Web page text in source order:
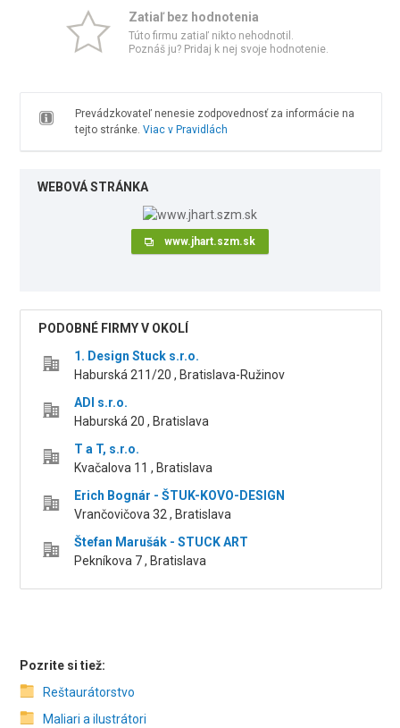
Zatiaľ bez hodnotenia
Túto firmu zatiaľ nikto nehodnotil.
Poznáš ju? Pridaj k nej svoje hodnotenie.
Prevádzkovateľ nenesie zodpovednosť za informácie na
tejto stránke. Viac v Pravidlách
WEBOVÁ STRÁNKA
www.jhart.szm.sk
PODOBNÉ FIRMY V OKOLÍ
1. Design Stuck s.r.o.
Haburská 211/20 , Bratislava-Ružinov
ADI s.r.o.
Haburská 20 , Bratislava
T a T, s.r.o.
Kvačalova 11 , Bratislava
Erich Bognár - ŠTUK-KOVO-DESIGN
Vrančovičova 32 , Bratislava
Štefan Marušák - STUCK ART
Pekníkova 7 , Bratislava
Pozrite si tiež:
Reštaurátorstvo
Maliari a ilustrátori